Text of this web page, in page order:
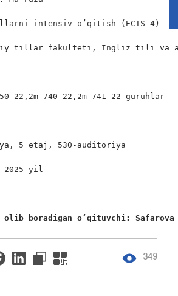
intensiv o’qitish (ECTS 4)
tillar fakulteti, Ingliz tili va
22,2m 740-22,2m 741-22 guruhlar
5 etaj, 530-auditoriya
2025-yil
olib boradigan oʻqituvchi: Safarova
349